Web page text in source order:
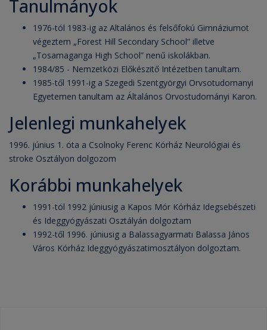
Tanulmányok
1976-tól 1983-ig az Altalános és felsőfokú Gimnáziumot
végeztem „Forest Hill Secondary School” illetve
„Tosamaganga High School” nenű iskolákban.
1984/85 - Nemzetközi Előkészitő Intézetben tanultam.
1985-től 1991-ig a Szegedi Szentgyörgyi Orvsotudomanyi
Egyetemen tanultam az Általános Orvostudományi Karon.
Jelenlegi munkahelyek
1996. június 1. óta a Csolnoky Ferenc Kórház Neurológiai és
stroke Osztályon dolgozom
Korábbi munkahelyek
1991-tól 1992 júniusig a Kapos Mór Kórház Idegsebészeti
és Ideggyógyászati Osztályán dolgoztam
1992-től 1996. júniusig a Balassagyarmati Balassa János
Város Kórház Ideggyógyászatimosztályon dolgoztam.